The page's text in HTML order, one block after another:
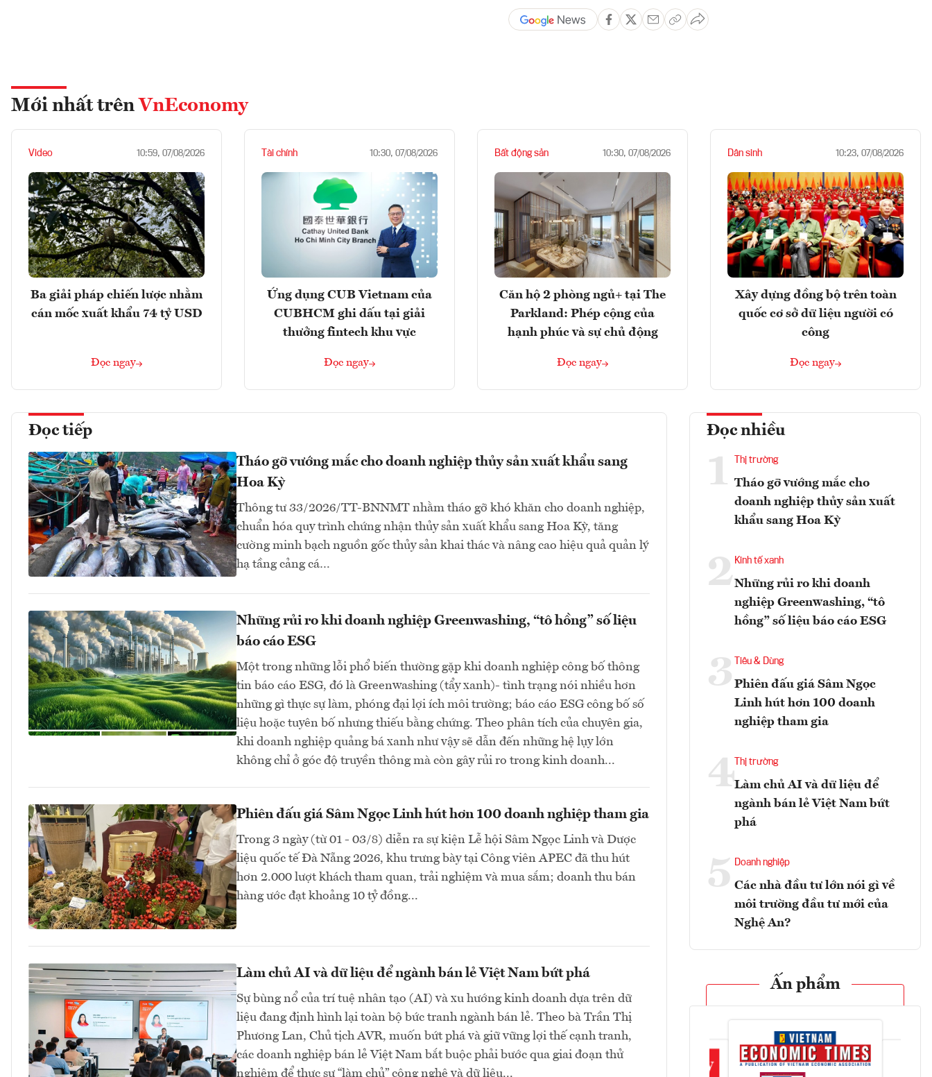
Mới nhất trên VnEconomy
Video 10:59, 07/08/2026
Ba giải pháp chiến lược nhằm
cán mốc xuất khẩu 74 tỷ USD
Đọc ngay
Tài chính 10:30, 07/08/2026
Ứng dụng CUB Vietnam của
CUBHCM ghi dấu tại giải
thưởng fintech khu vực
Đọc ngay
Bất động sản 10:30, 07/08/2026
Căn hộ 2 phòng ngủ+ tại The
Parkland: Phép cộng của
hạnh phúc và sự chủ động
Đọc ngay
Dân sinh 10:23, 07/08/2026
Xây dựng đồng bộ trên toàn
quốc cơ sở dữ liệu người có
công
Đọc ngay
Đọc tiếp
Tháo gỡ vướng mắc cho doanh nghiệp thủy sản xuất khẩu sang
Hoa Kỳ
Thông tư 33/2026/TT-BNNMT nhằm tháo gỡ khó khăn cho doanh nghiệp,
chuẩn hóa quy trình chứng nhận thủy sản xuất khẩu sang Hoa Kỳ, tăng
cường minh bạch nguồn gốc thủy sản khai thác và nâng cao hiệu quả quản lý
hạ tầng cảng cá…
Những rủi ro khi doanh nghiệp Greenwashing, “tô hồng” số liệu
báo cáo ESG
Một trong những lỗi phổ biến thường gặp khi doanh nghiệp công bố thông
tin báo cáo ESG, đó là Greenwashing (tẩy xanh)- tình trạng nói nhiều hơn
những gì thực sự làm, phóng đại lợi ích môi trường; báo cáo ESG công bố số
liệu hoặc tuyên bố nhưng thiếu bằng chứng. Theo phân tích của chuyên gia,
khi doanh nghiệp quảng bá xanh như vậy sẽ dẫn đến những hệ lụy lớn
không chỉ ở góc độ truyền thông mà còn gây rủi ro trong kinh doanh...
Phiên đấu giá Sâm Ngọc Linh hút hơn 100 doanh nghiệp tham gia
Trong 3 ngày (từ 01 - 03/8) diễn ra sự kiện Lễ hội Sâm Ngọc Linh và Dược
liệu quốc tế Đà Nẵng 2026, khu trưng bày tại Công viên APEC đã thu hút
hơn 2.000 lượt khách tham quan, trải nghiệm và mua sắm; doanh thu bán
hàng ước đạt khoảng 10 tỷ đồng...
Làm chủ AI và dữ liệu để ngành bán lẻ Việt Nam bứt phá
Sự bùng nổ của trí tuệ nhân tạo (AI) và xu hướng kinh doanh dựa trên dữ
liệu đang định hình lại toàn bộ bức tranh ngành bán lẻ. Theo bà Trần Thị
Phương Lan, Chủ tịch AVR, muốn bứt phá và giữ vững lợi thế cạnh tranh,
các doanh nghiệp bán lẻ Việt Nam bắt buộc phải bước qua giai đoạn thử
nghiệm để thực sự “làm chủ” công nghệ và dữ liệu...
Đọc nhiều
1 Thị trường
Tháo gỡ vướng mắc cho
doanh nghiệp thủy sản xuất
khẩu sang Hoa Kỳ
2Kinh tế xanh
Những rủi ro khi doanh
nghiệp Greenwashing, “tô
hồng” số liệu báo cáo ESG
3 Tiêu & Dùng
Phiên đấu giá Sâm Ngọc
Linh hút hơn 100 doanh
nghiệp tham gia
4 Thị trường
Làm chủ AI và dữ liệu để
ngành bán lẻ Việt Nam bứt
phá
5 Doanh nghiệp
Các nhà đầu tư lớn nói gì về
môi trường đầu tư mới của
Nghệ An?
Ấn phẩm